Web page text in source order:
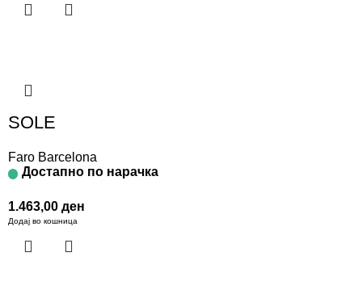
SOLE
Faro Barcelona
Достапно по нарачка
1.463,00 ден
Додај во кошница